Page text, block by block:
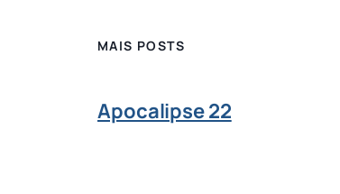
MAIS POSTS
Apocalipse 22